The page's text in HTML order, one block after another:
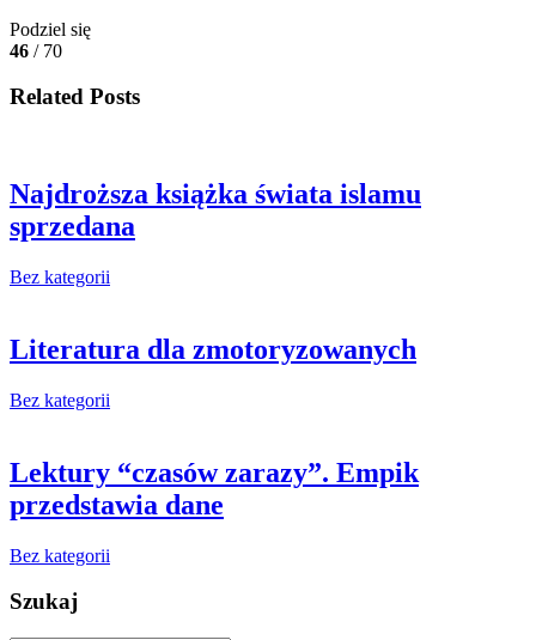
Podziel się
46 / 70
Related Posts
Najdroższa książka świata islamu
sprzedana
Bez kategorii
Literatura dla zmotoryzowanych
Bez kategorii
Lektury “czasów zarazy”. Empik
przedstawia dane
Bez kategorii
Szukaj